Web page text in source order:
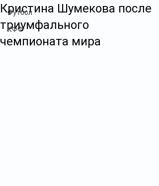
Футбол
КФФ
Кристина Шумекова после
триумфального
чемпионата мира